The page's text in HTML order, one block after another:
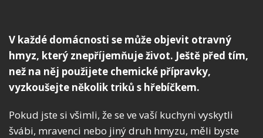
V každé domácnosti se může objevit otravný
hmyz, který znepříjemňuje život. Ještě před tím,
než na něj použijete chemické přípravky,
vyzkoušejte několik triků s hřebíčkem.
Pokud jste si všimli, že se ve vaší kuchyni vyskytli
švábi, mravenci nebo jiný druh hmyzu, měli byste